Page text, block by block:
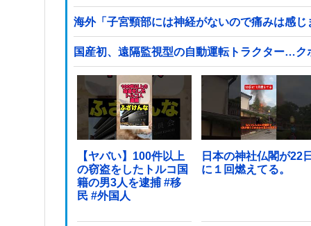
海外「子宮頸部には神経がないので痛みは感
国産初、遠隔監視型の自動運転トラクター…ク
【ヤバい】100件以上
の窃盗をしたトルコ国
籍の男3人を逮捕 #移
民 #外国人
日本の神社仏閣が22
に１回燃えてる。